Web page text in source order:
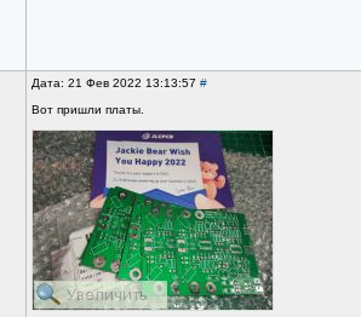
Дата: 21 Фев 2022 13:13:57 #
Вот пришли платы.